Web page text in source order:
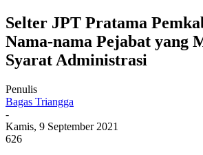
Selter JPT Pratama
Nama-nama Pejabat yang
Syarat Administrasi
Penulis
Bagas Triangga
-
Kamis, 9 September 2021
626